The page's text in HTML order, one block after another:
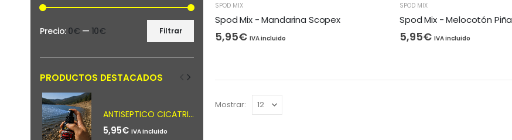
SPOD MIX
Spod Mix - Mandarina Scopex
5,95€ IVA incluido
SPOD MIX
Spod Mix - Melocotón Piña
5,95€ IVA incluido
Mostrar:
mínimo
máximo
Filtrar
Precio: 0€ — 10€
PRODUCTOS DESTACADOS
ANTISEPTICO CICATRIZANTE SPRAY PERALBAITS
5,95€ IVA incluido